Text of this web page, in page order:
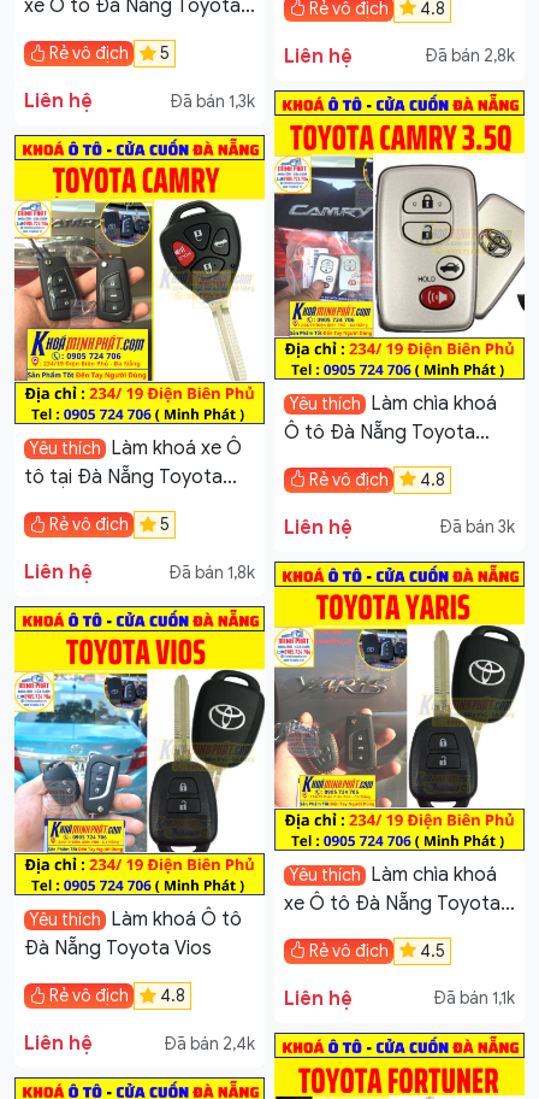
Rẻ vô địch 4.8
Liên hệ Đã bán 2,8k
xe Ô tô Đà Nẵng Toyota
Camry
Rẻ vô địch 5
Liên hệ Đã bán 1,3k
Yêu thích Làm chìa khoá
Ô tô Đà Nẵng Toyota
Rẻ vô địch 4.8
Liên hệ Đã bán 3k
Yêu thích Làm khoá xe Ô
tô tại Đà Nẵng Toyota
Camry Độ Gập
Rẻ vô địch 5
Liên hệ Đã bán 1,8k
Yêu thích Làm chìa khoá
xe Ô tô Đà Nẵng Toyota
Rẻ vô địch 4.5
Liên hệ Đã bán 1,1k
Yêu thích Làm khoá Ô tô
Đà Nẵng Toyota Vios
Rẻ vô địch 4.8
Liên hệ Đã bán 2,4k